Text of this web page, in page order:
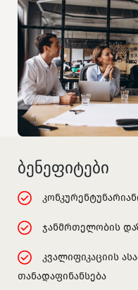
ბენეფიტები
ჯანმრთელობის
კვალიფიკაციის
თანადაფინანსება